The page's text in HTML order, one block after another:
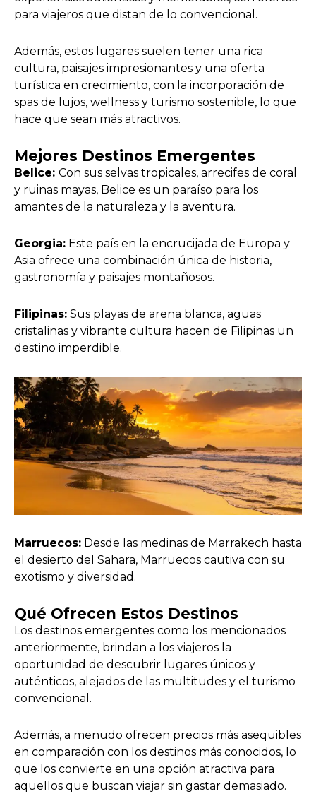
para viajeros que distan de lo convencional.
Además, estos lugares suelen tener una rica
cultura, paisajes impresionantes y una oferta
turística en crecimiento, con la incorporación de
spas de lujos, wellness y turismo sostenible, lo que
hace que sean más atractivos.
Mejores Destinos Emergentes
Belice: Con sus selvas tropicales, arrecifes de coral
y ruinas mayas, Belice es un paraíso para los
amantes de la naturaleza y la aventura.
Georgia: Este país en la encrucijada de Europa y
Asia ofrece una combinación única de historia,
gastronomía y paisajes montañosos.
Filipinas: Sus playas de arena blanca, aguas
cristalinas y vibrante cultura hacen de Filipinas un
destino imperdible.
Marruecos: Desde las medinas de Marrakech hasta
el desierto del Sahara, Marruecos cautiva con su
exotismo y diversidad.
Qué Ofrecen Estos Destinos
Los destinos emergentes como los mencionados
anteriormente, brindan a los viajeros la
oportunidad de descubrir lugares únicos y
auténticos, alejados de las multitudes y el turismo
convencional.
Además, a menudo ofrecen precios más asequibles
en comparación con los destinos más conocidos, lo
que los convierte en una opción atractiva para
aquellos que buscan viajar sin gastar demasiado.